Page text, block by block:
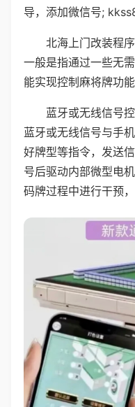
导，添加微信号;
北海上门改装程
一般是指通过一些无
能实现控制麻将牌功
蓝牙或无线信号
蓝牙或无线信号与手
好牌型等指令，发送
号后驱动内部微型电
码牌过程中进行干预，